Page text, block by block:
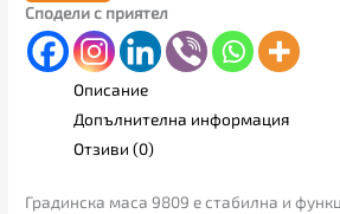
Сподели с приятел
Описание
Допълнителна информация
Отзиви (0)
Градинска маса 9809 е стабилна и